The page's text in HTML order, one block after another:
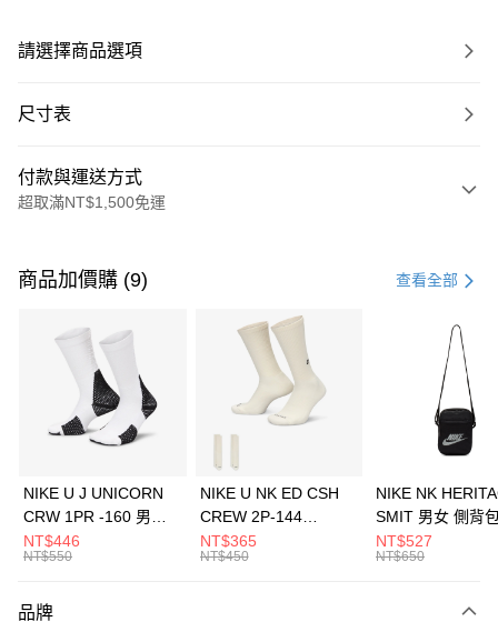
請選擇商品選項
尺寸表
付款與運送方式
超取滿NT$1,500免運
信用卡一次付款
3 期 0 利率 每期 21家銀行
合作金庫商業銀行
第一商業銀行
華南商業銀行
彰化商業銀行
上海商業儲蓄銀行
元大商業銀行
台灣樂天信用卡公司
Apple Pay
全盈+PAY
AFTEE先享後付
【關於「AFTEE先享後付」】
商品加價購 (9) 查看全部
NIKE U J UNICORN
CRW 1PR -160 男女
中統襪 FZ3393100
NT$446
NT$550
NIKE U NK ED CSH
CREW 2P-144
EMBRDY 男女 短統襪
FZ3073133
NT$365
NT$450
NIKE NK
SMIT 男女 側背
BA5871010
NT$527
NT$650
品牌